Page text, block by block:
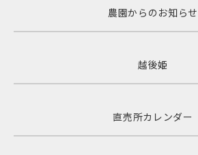
農園からのお知らせ
越後姫
直売所カレンダー